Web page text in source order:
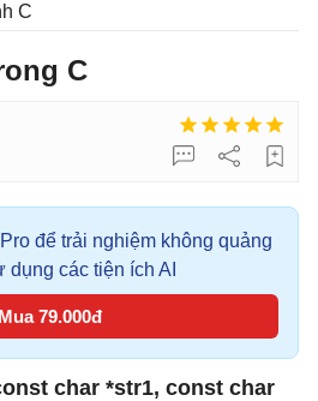
C
C
để trải nghiệm không quảng
dụng các tiện ích AI
Mua 79.000đ
char *str1, const char